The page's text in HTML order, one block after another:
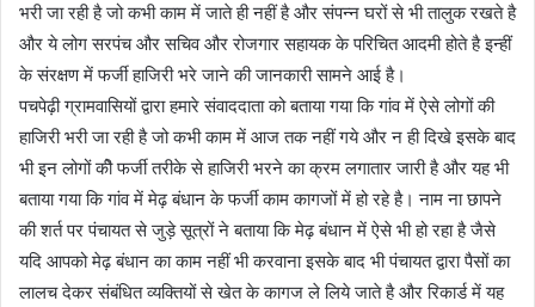
भरी जा रही है जो कभी काम में जाते ही नहीं है और संपन्न घरों से भी तालुक रखते है
और ये लोग सरपंच और सचिव और रोजगार सहायक के परिचित आदमी होते है इन्हीं
के संरक्षण में फर्जी हाजिरी भरे जाने की जानकारी सामने आई है।
पचपेढ़ी ग्रामवासियों द्वारा हमारे संवाददाता को बताया गया कि गांव में ऐसे लोगों की
हाजिरी भरी जा रही है जो कभी काम में आज तक नहीं गये और न ही दिखे इसके बाद
भी इन लोगों कीे फर्जी तरीके से हाजिरी भरने का क्रम लगातार जारी है और यह भी
बताया गया कि गांव में मेढ़ बंधान के फर्जी काम कागजों में हो रहे है। नाम ना छापने
की शर्त पर पंचायत से जुड़े सूत्रों ने बताया कि मेढ़ बंधान में ऐसे भी हो रहा है जैसे
यदि आपको मेढ़ बंधान का काम नहीं भी करवाना इसके बाद भी पंचायत द्वारा पैसों का
लालच देकर संबंधित व्यक्तियों से खेत के कागज ले लिये जाते है और रिकार्ड में यह